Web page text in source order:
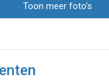
Toon meer foto's